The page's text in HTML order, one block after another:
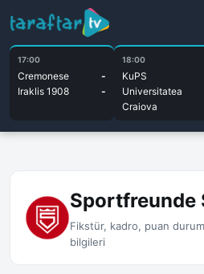
17:00
Cremonese
-
Iraklis 1908
-
18:00
KuPS
Universitatea
Craiova
Sportfreunde
Fikstür, kadro, puan
bilgileri